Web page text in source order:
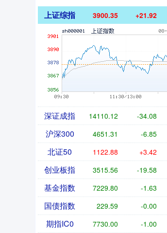
上证综指 3900.35 +21.92
深证成指 14110.12 -34.08
沪深300 4651.31 -6.85
北证50 1122.88 +3.42
创业板指 3515.56 -19.58
基金指数 7229.80 -1.63
国债指数 229.59 -0.00
期指IC0 7730.00 -1.00